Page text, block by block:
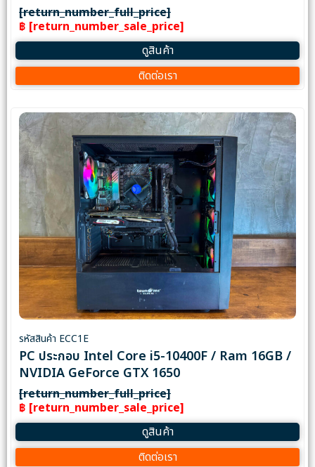
[return_number_full_price]
฿ [return_number_sale_price]
ดูสินค้า
ติดต่อเรา
รหัสสินค้า ECC1E
PC ประกอบ Intel Core i5-10400F / Ram 16GB /
NVIDIA GeForce GTX 1650
[return_number_full_price]
฿ [return_number_sale_price]
ดูสินค้า
ติดต่อเรา